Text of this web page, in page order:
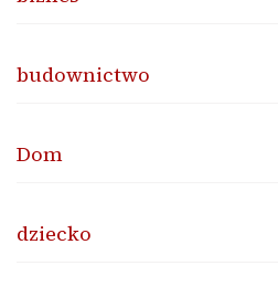
budownictwo
Dom
dziecko